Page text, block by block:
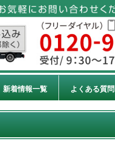
新着情報一覧 よくある質問